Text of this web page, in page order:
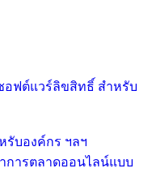
รับองค์กร ฯลฯ